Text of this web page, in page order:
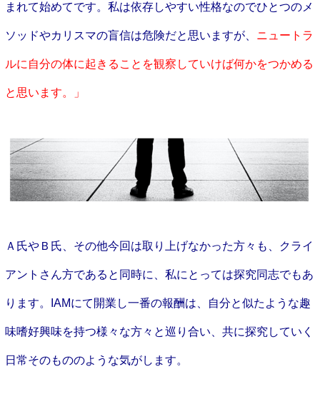
まれて始めてです。私は依存しやすい性格なのでひとつのメ
ソッドやカリスマの盲信は危険だと思いますが、 ニュートラ
ルに自分の体に起きることを観察していけば何かをつかめる
と思います。」
Ａ氏やＢ氏、その他今回は取り上げなかった方々も、クライ
アントさん方であると同時に、私にとっては探究同志でもあ
ります。IAMにて開業し一番の報酬は、自分と似たような趣
味嗜好興味を持つ様々な方々と巡り合い、共に探究していく
日常そのもののような気がします。